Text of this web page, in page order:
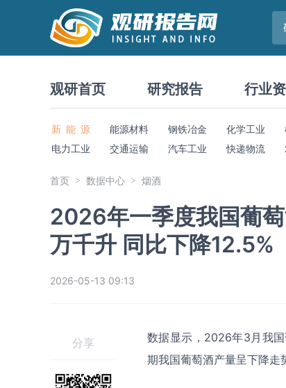
观研首页 研究报告 行业
新 能 源 能源材料 钢铁冶金 化学工业
电力工业
交通运输 汽车工业 快递物流
首页 数据中心 烟酒
2026年一季度我国葡
万千升 同比下降12.5%
2026-05-13 09:13
分享
数据显示，2026年3月我
期我国葡萄酒产量呈下降走